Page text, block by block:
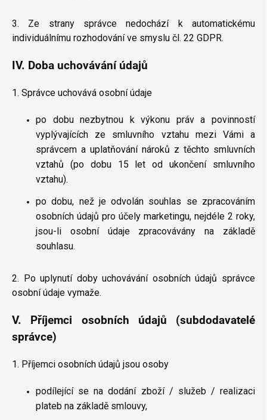
3. Ze strany správce nedochází k automatickému
individuálnímu rozhodování ve smyslu čl. 22 GDPR.
IV. Doba uchovávání údajů
1. Správce uchovává osobní údaje
po dobu nezbytnou k výkonu práv a povinností
vyplývajících ze smluvního vztahu mezi Vámi a
správcem a uplatňování nároků z těchto smluvních
vztahů (po dobu 15 let od ukončení smluvního
vztahu).
po dobu, než je odvolán souhlas se zpracováním
osobních údajů pro účely marketingu, nejdéle 2 roky,
jsou-li osobní údaje zpracovávány na základě
souhlasu.
2. Po uplynutí doby uchovávání osobních údajů správce
osobní údaje vymaže.
V.
Příjemci osobních údajů (subdodavatelé
správce)
1. Příjemci osobních údajů jsou osoby
podílející se na dodání zboží / služeb / realizaci
plateb na základě smlouvy,